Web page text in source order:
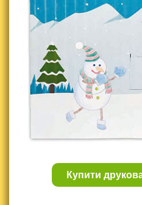
Купити